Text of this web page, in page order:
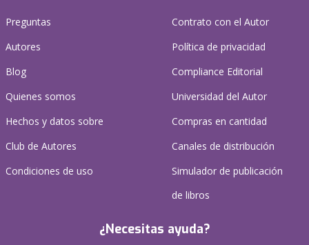
Preguntas
Autores
Blog
Quienes somos
Hechos y datos sobre
Club de Autores
Condiciones de uso
Contrato con el Autor
Política de privacidad
Compliance Editorial
Universidad del Autor
Compras en cantidad
Canales de distribución
Simulador de publicación
de libros
¿Necesitas ayuda?